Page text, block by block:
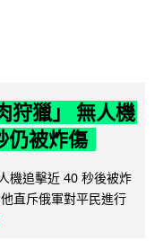
狩獵」 無人機
仍被炸傷
機追擊近 40 秒後被炸
直斥俄軍對平民進行